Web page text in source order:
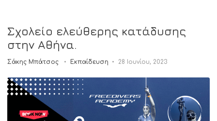
Σχολείο ελεύθερης κατάδυσης
στην Αθήνα.
Σάκης Μπάτσος Εκπαίδευση 28 Ιουνίου, 2023